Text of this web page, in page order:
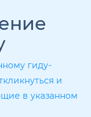
гиду-
и
в указанном